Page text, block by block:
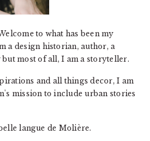
to what has been my
a design historian, author, a
most of all, I am a storyteller.
and all things decor, I am
mission to include urban stories
langue de Molière.